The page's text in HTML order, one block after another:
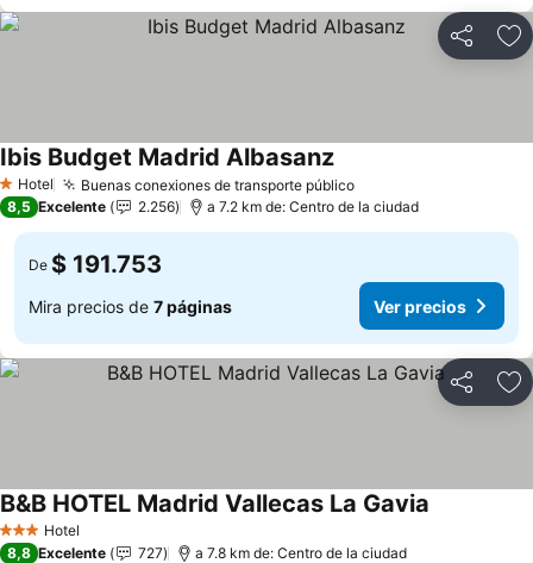
Compartir
1 Estrellas
Hotel Buenas conexiones de transporte públicoVer precios
Ibis Budget Madrid AlbasanzVer precios
8,5 Excelente 2.256 a 7.2 km de: Centro de la ciudad
De $ 191.753
Mira precios de 7 páginas Ver precios
Compartir
3 Estrellas
Hotel
B&B HOTEL Madrid Vallecas La Gavia
8,8 Excelente 727 a 7.8 km de: Centro de la ciudad